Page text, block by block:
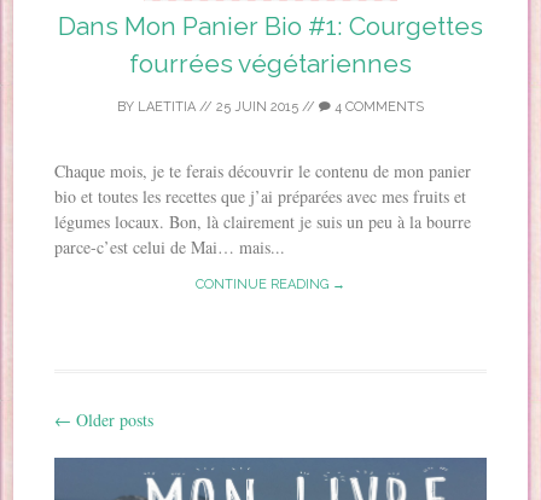
Dans Mon Panier Bio #1: Courgettes
fourrées végétariennes
BY LAETITIA // 25 JUIN 2015 // 4 COMMENTS
Chaque mois, je te ferais découvrir le contenu de mon panier
bio et toutes les recettes que j’ai préparées avec mes fruits et
légumes locaux. Bon, là clairement je suis un peu à la bourre
parce-c’est celui de Mai… mais...
CONTINUE READING →
Post navigation
← Older posts